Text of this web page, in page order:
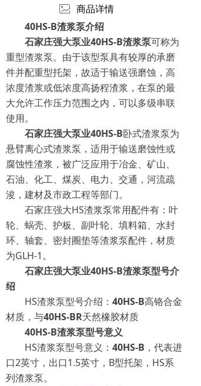
商品详情
40HS-B渣浆泵介绍
石家庄强大泵业40HS-B渣浆泵可称为
重型渣浆泵。由于该型泵具有较厚的承磨
件并配重型托架，故适于输送强磨蚀，高
浓度渣浆或低浓度高扬程渣浆，在泵的最
大允许工作压力范围之内，可以多级串联
使用。
石家庄强大泵业40HS-B卧式渣浆泵为
悬臂离心式渣浆泵，适用于输送磨蚀性或
腐蚀性渣浆，被广泛应用于冶金、矿山、
石油、化工、煤炭、电力、交通，河流疏
浚，建材及市政工程等部门。
石家庄强大HS渣浆泵常用配件有：叶
轮、蜗壳、护板、副叶轮、填料箱、水封
环、轴套、密封圈垫等渣浆泵配件，材质
为GLH-1。
石家庄强大泵业40HS-B渣浆泵型号介
绍
HS渣浆泵型号介绍： 40HS-B高铬合金
材质，与40HS-BR天然橡胶材质
40HS-B渣浆泵型号意义
HS渣浆泵型号意义： 40HS-B ，代表进
口2英寸，出口1.5英寸，B型托架，HS系
列渣浆泵。
ꂈ